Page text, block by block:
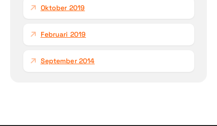
Oktober 2019
Februari 2019
September 2014